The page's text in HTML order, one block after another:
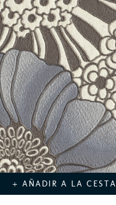
+ AÑADIR A LA CESTA